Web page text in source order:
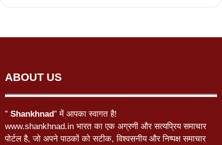
ABOUT US
” Shankhnad” में आपका स्वागत है!
www.shankhnad.in भारत का एक अग्रणी और सत्यप्रिय समाचार
पोर्टल है, जो अपने पाठकों को सटीक, विश्वसनीय और निष्पक्ष समाचार